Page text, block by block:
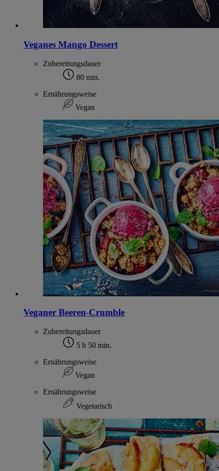
Veganes Mango Dessert
Zubereitungsdauer
80 min.
Ernährungsweise
Vegan
Veganer Beeren-Crumble
Zubereitungsdauer
5 h 50 min.
Ernährungsweise
Vegan
Ernährungsweise
Vegetarisch